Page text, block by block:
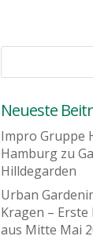
Neueste
Impro Gruppe
Hamburg zu
Hilldegarden
Urban
Kragen – Erste
aus Mitte Mai